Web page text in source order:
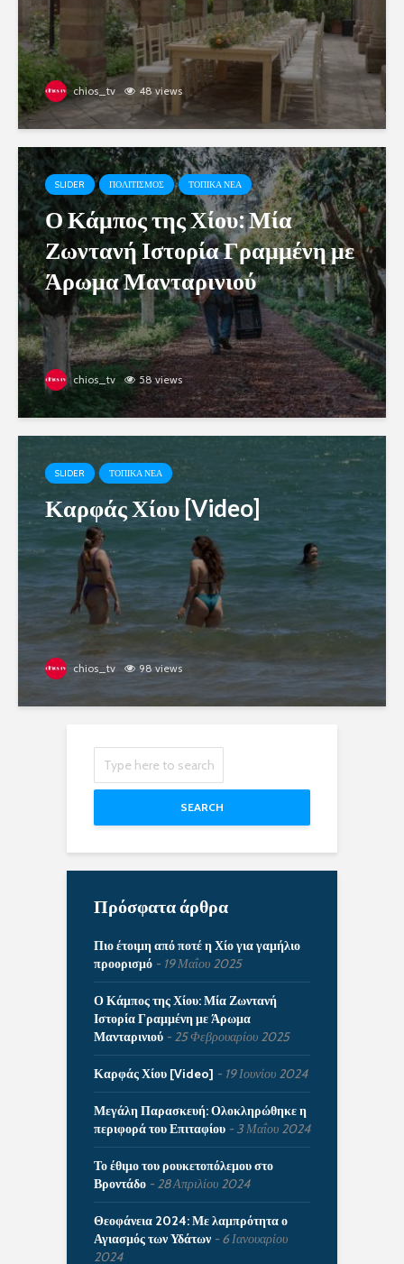
chios_tv 48 views
SLIDER ΠΟΛΙΤΙΣΜΟΣ ΤΟΠΙΚΑ ΝΕΑ
Ο Κάμπος της Χίου: Μία
Ζωντανή Ιστορία Γραμμένη με
Άρωμα Μανταρινιού
chios_tv 58 views
SLIDER ΤΟΠΙΚΑ ΝΕΑ
Καρφάς Χίου [Video]
chios_tv 98 views
SEARCH
Πρόσφατα άρθρα
Πιο έτοιμη από ποτέ η Χίο για γαμήλιο
προορισμό
19 Μαΐου 2025
Ο Κάμπος της Χίου: Μία Ζωντανή
Ιστορία Γραμμένη με Άρωμα
Μανταρινιού
25 Φεβρουαρίου 2025
Καρφάς Χίου [Video] 19 Ιουνίου 2024
Μεγάλη Παρασκευή: Ολοκληρώθηκε η
περιφορά του Επιταφίου
3 Μαΐου 2024
Το έθιμο του ρουκετοπόλεμου στο
Βροντάδο
28 Απριλίου 2024
Θεοφάνεια 2024: Με λαμπρότητα ο
Αγιασμός των Υδάτων
6 Ιανουαρίου
2024